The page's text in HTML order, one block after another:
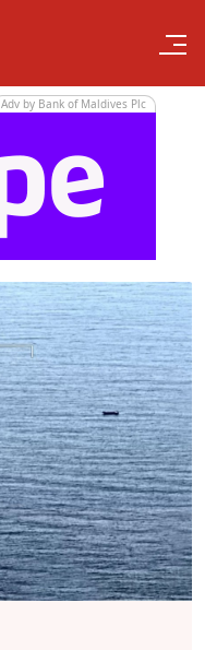
Adv by Bank of Maldives Plc